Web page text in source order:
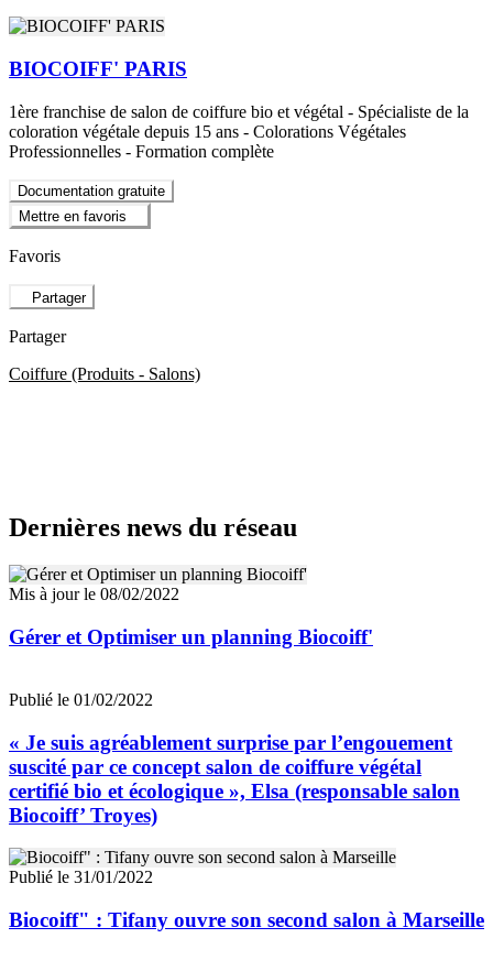
BIOCOIFF' PARIS
1ère franchise de salon de coiffure bio et végétal - Spécialiste de la
coloration végétale depuis 15 ans - Colorations Végétales
Professionnelles - Formation complète
Documentation gratuite
Mettre en favoris
Favoris
Partager
Partager
Coiffure (Produits - Salons)
Dernières news du réseau
Mis à jour le 08/02/2022
Gérer et Optimiser un planning Biocoiff'
Publié le 01/02/2022
« Je suis agréablement surprise par l’engouement
suscité par ce concept salon de coiffure végétal
certifié bio et écologique », Elsa (responsable salon
Biocoiff’ Troyes)
Publié le 31/01/2022
Biocoiff" : Tifany ouvre son second salon à Marseille